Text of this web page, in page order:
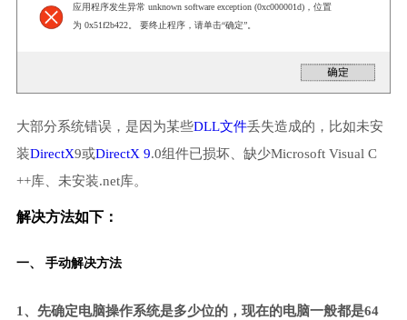
应用程序发生异常 unknown software exception (0xc000001d)，位置
为 0x51f2b422。 要终止程序，请单击“确定”。
大部分系统错误，是因为某些DLL文件丢失造成的，比如未安
装DirectX9或DirectX 9.0组件已损坏、缺少Microsoft Visual C
++库、未安装.net库。
解决方法如下：
一、 手动解决方法
1、先确定电脑操作系统是多少位的，现在的电脑一般都是64